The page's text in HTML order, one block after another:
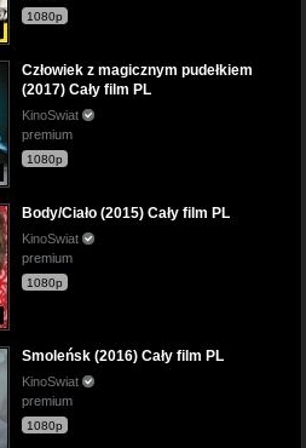
1080p
Człowiek z magicznym pudełkiem
(2017) Cały film PL
KinoSwiat
premium
1080p
Body/Ciało (2015) Cały film PL
KinoSwiat
premium
1080p
Smoleńsk (2016) Cały film PL
KinoSwiat
premium
1080p